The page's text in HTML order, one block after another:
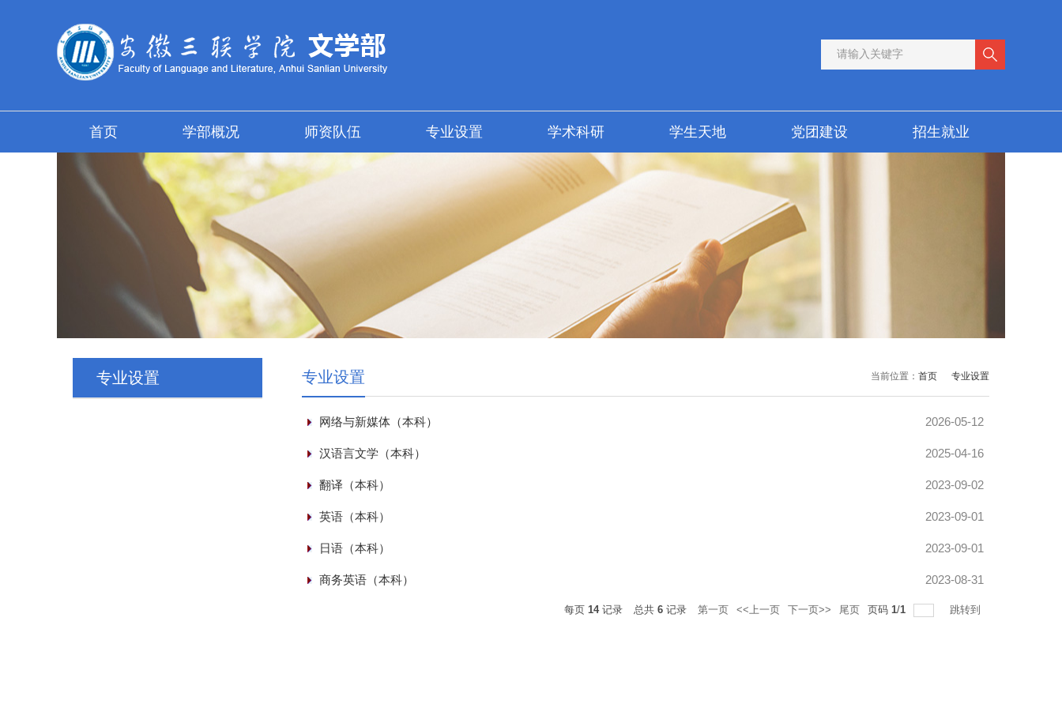
首页 学部概况 师资队伍 专业设置 学术科研 学生天地 党团建设 招生就业
专业设置 当前位置： 首页 专业设置
专业设置
网络与新媒体（本科） 2026-05-12
汉语言文学（本科） 2025-04-16
翻译（本科） 2023-09-02
英语（本科） 2023-09-01
日语（本科） 2023-09-01
商务英语（本科） 2023-08-31
每页 14记录 总共 6 记录 第一页 <<上一页 下一页>> 尾页 页码 1/1 跳转到